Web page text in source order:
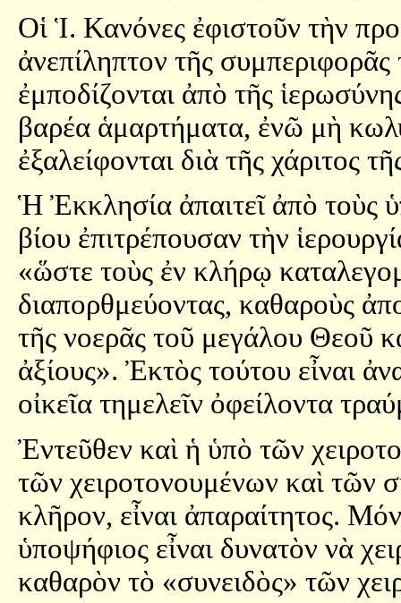
Οἱ Ἱ. Κανόνες ἐφιστοῦν τὴν
ἀνεπίληπτον τῆς
ἐμποδίζονται ἀπὸ τῆς
βαρέα ἁμαρτήματα, ἐνῶ μὴ
ἐξαλείφονται διὰ τῆς χάριτος
Ἡ Ἐκκλησία ἀπαιτεῖ ἀπὸ τοὺς
βίου ἐπιτρέπουσαν τὴν
«ὥστε τοὺς ἐν κλήρῳ
διαπορθμεύοντας, καθαροὺς
τῆς νοερᾶς τοῦ μεγάλου Θεοῦ
ἀξίους». Ἐκτὸς τούτου εἶναι
οἰκεῖα τημελεῖν ὀφείλοντα
Ἐντεῦθεν καὶ ἡ ὑπὸ τῶν
τῶν χειροτονουμένων καὶ τῶν
κλῆρον, εἶναι ἀπαραίτητος.
ὑποψήφιος εἶναι δυνατὸν νὰ
καθαρὸν τὸ «συνειδὸς» τῶν